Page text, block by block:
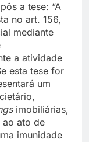
a tese: “A
no art. 156,
mediante
a atividade
esta tese for
um
imobiliárias,
ato de
imunidade